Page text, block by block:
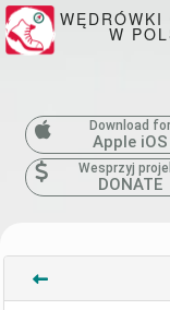
WĘDRÓWKI
W
Download for
Apple iOS
Wesprzyj
DONATE